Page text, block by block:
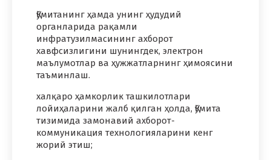
Қўмитанинг ҳамда унинг ҳудудий
органларида рақамли
инфратузилмасининг ахборот
хавфсизлигини шунингдек, электрон
маълумотлар ва ҳужжатларнинг ҳимоясини
таъминлаш.
халқаро ҳамкорлик ташкилотлари
лойиҳаларини жалб қилган ҳолда, Қўмита
тизимида замонавий ахборот-
коммуникация технологияларини кенг
жорий этиш;